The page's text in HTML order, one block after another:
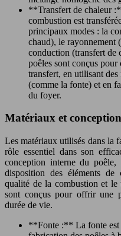
**Transfert de chaleur
combustion est
principaux modes : la
chaud), le rayonnement
conduction (transfert de
poêles sont conçus
transfert, en utilisant
(comme la fonte) et en
du foyer.
Matériaux et conception
Les matériaux utilisés dans la
rôle essentiel dans son
conception interne du
disposition des éléments de
qualité de la combustion et le
sont conçus pour offrir une
durée de vie.
**Fonte :** La fonte est